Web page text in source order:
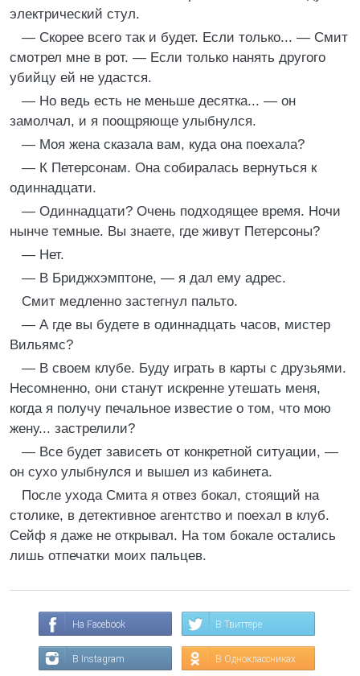
электрический стул.
— Скорее всего так и будет. Если только... — Смит
смотрел мне в рот. — Если только нанять другого
убийцу ей не удастся.
— Но ведь есть не меньше десятка... — он
замолчал, и я поощряюще улыбнулся.
— Моя жена сказала вам, куда она поехала?
— К Петерсонам. Она собиралась вернуться к
одиннадцати.
— Одиннадцати? Очень подходящее время. Ночи
нынче темные. Вы знаете, где живут Петерсоны?
— Нет.
— В Бриджхэмптоне, — я дал ему адрес.
Смит медленно застегнул пальто.
— А где вы будете в одиннадцать часов, мистер
Вильямс?
— В своем клубе. Буду играть в карты с друзьями.
Несомненно, они станут искренне утешать меня,
когда я получу печальное известие о том, что мою
жену... застрелили?
— Все будет зависеть от конкретной ситуации, —
он сухо улыбнулся и вышел из кабинета.
После ухода Смита я отвез бокал, стоящий на
столике, в детективное агентство и поехал в клуб.
Сейф я даже не открывал. На том бокале остались
лишь отпечатки моих пальцев.
На Facebook В Твиттере
В Instagram В Одноклассниках